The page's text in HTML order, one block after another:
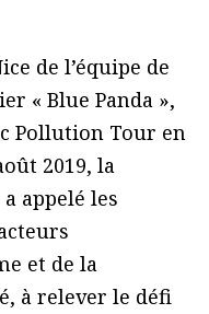
de l’équipe de
« Blue Panda »,
Pollution Tour en
2019, la
appelé les
et de la
à relever le défi